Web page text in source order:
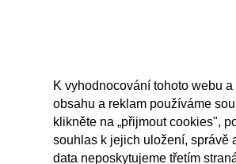
K vyhodnocování tohoto webu
obsahu a reklam používáme
klikněte na „přijmout cookies",
souhlas k jejich uložení, správě
data neposkytujeme třetím